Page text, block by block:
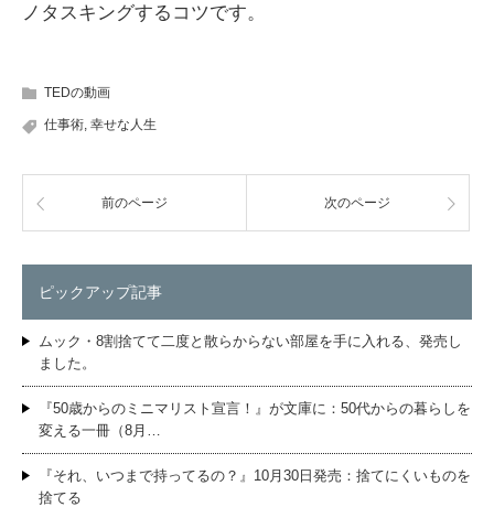
ノタスキングするコツです。
TEDの動画
仕事術, 幸せな人生
前のページ 次のページ
ピックアップ記事
ムック・8割捨てて二度と散らからない部屋を手に入れる、発売し
ました。
『50歳からのミニマリスト宣言！』が文庫に：50代からの暮らしを
変える一冊（8月…
『それ、いつまで持ってるの？』10月30日発売：捨てにくいものを
捨てる